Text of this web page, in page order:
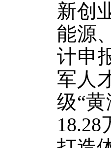
新创
能源
计申
军人
级“